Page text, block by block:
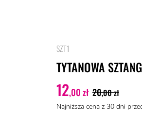
SZT1
5 z 5 gwiazdek
TYTANOWA
12,00 zł 20,00 zł
Najniższa cena z 30 dni